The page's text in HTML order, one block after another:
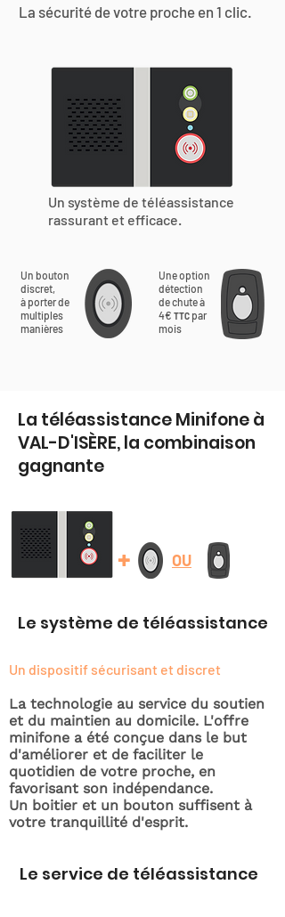
La sécurité de votre proche en 1 clic.
Un système de téléassistance
rassurant et efficace.
Un bouton
discret,
à porter de
multiples
manières
Une option
détection
de chute à
4€ TTC par
mois
La téléassistance Minifone à
VAL-D'ISÈRE, la combinaison
gagnante
+ OU
Le système de téléassistance
Un dispositif sécurisant et discret
La technologie au service du soutien
et du maintien au domicile. L'offre
minifone a été conçue dans le but
d'améliorer et de faciliter le
quotidien de votre proche, en
favorisant son indépendance.
Un boitier et un bouton suffisent à
votre tranquillité d'esprit.
Le service de téléassistance